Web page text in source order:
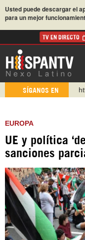
Usted puede descargar el
para un mejor
TV EN DIRECTO
SÍGANOS EN
EUROPA
UE y política
sanciones